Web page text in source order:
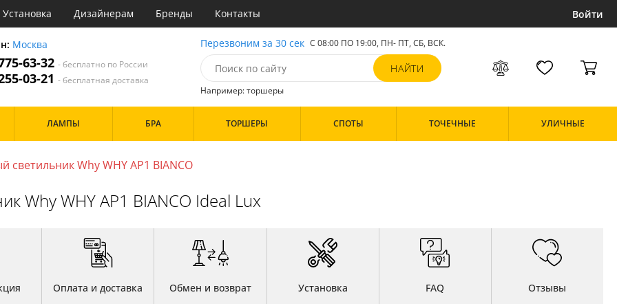
Установка Дизайнерам Бренды Контакты Войти
Москва
63-32- бесплатно по России
03-21- бесплатная доставка
Перезвоним за 30 сек С 08:00 ПО 19:00, ПН- ПТ, СБ, ВСК.
Например: торшеры
Кафе
Особенности
ЛАМПЫ БРА ТОРШЕРЫ СПОТЫ ТОЧЕЧНЫЕ УЛИЧНЫЕ
светильник Why WHY AP1 BIANCO
Why WHY AP1 BIANCO Ideal Lux
Оплата и доставка Обмен и возврат Установка FAQ Отзывы